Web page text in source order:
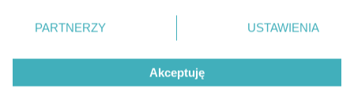
© 2026 Grupa ZPR Media
zmienić/wycofać klikając przycisk ustawień prywatności
znajdujący się w lewym dolnym rogu strony
rodzaje przetwarzania danych nie wymagają zgody
użytkownika, ale masz prawo sprzeciwić się takiemu
przetwarzaniu. Preferencje będą miały zastosowanie tylko
PARTNERZY USTAWIENIA
Akceptuję